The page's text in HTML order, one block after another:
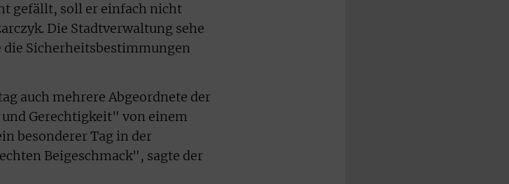
gefällt, soll er einfach nicht
Die Stadtverwaltung sehe
die Sicherheitsbestimmungen
auch mehrere Abgeordnete der
Gerechtigkeit" von einem
besonderer Tag in der
Beigeschmack", sagte der